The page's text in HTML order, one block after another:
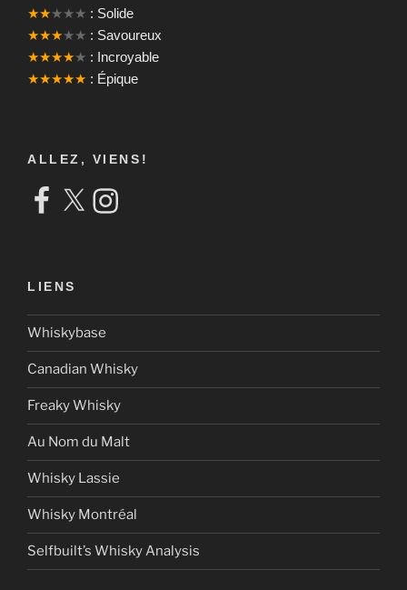
★★★★★ : Solide
★★★★★ : Savoureux
★★★★★ : Incroyable
★★★★★ : Épique
ALLEZ, VIENS!
Facebook
X Instagram
LIENS
Whiskybase
Canadian Whisky
Freaky Whisky
Au Nom du Malt
Whisky Lassie
Whisky Montréal
Selfbuilt’s Whisky Analysis